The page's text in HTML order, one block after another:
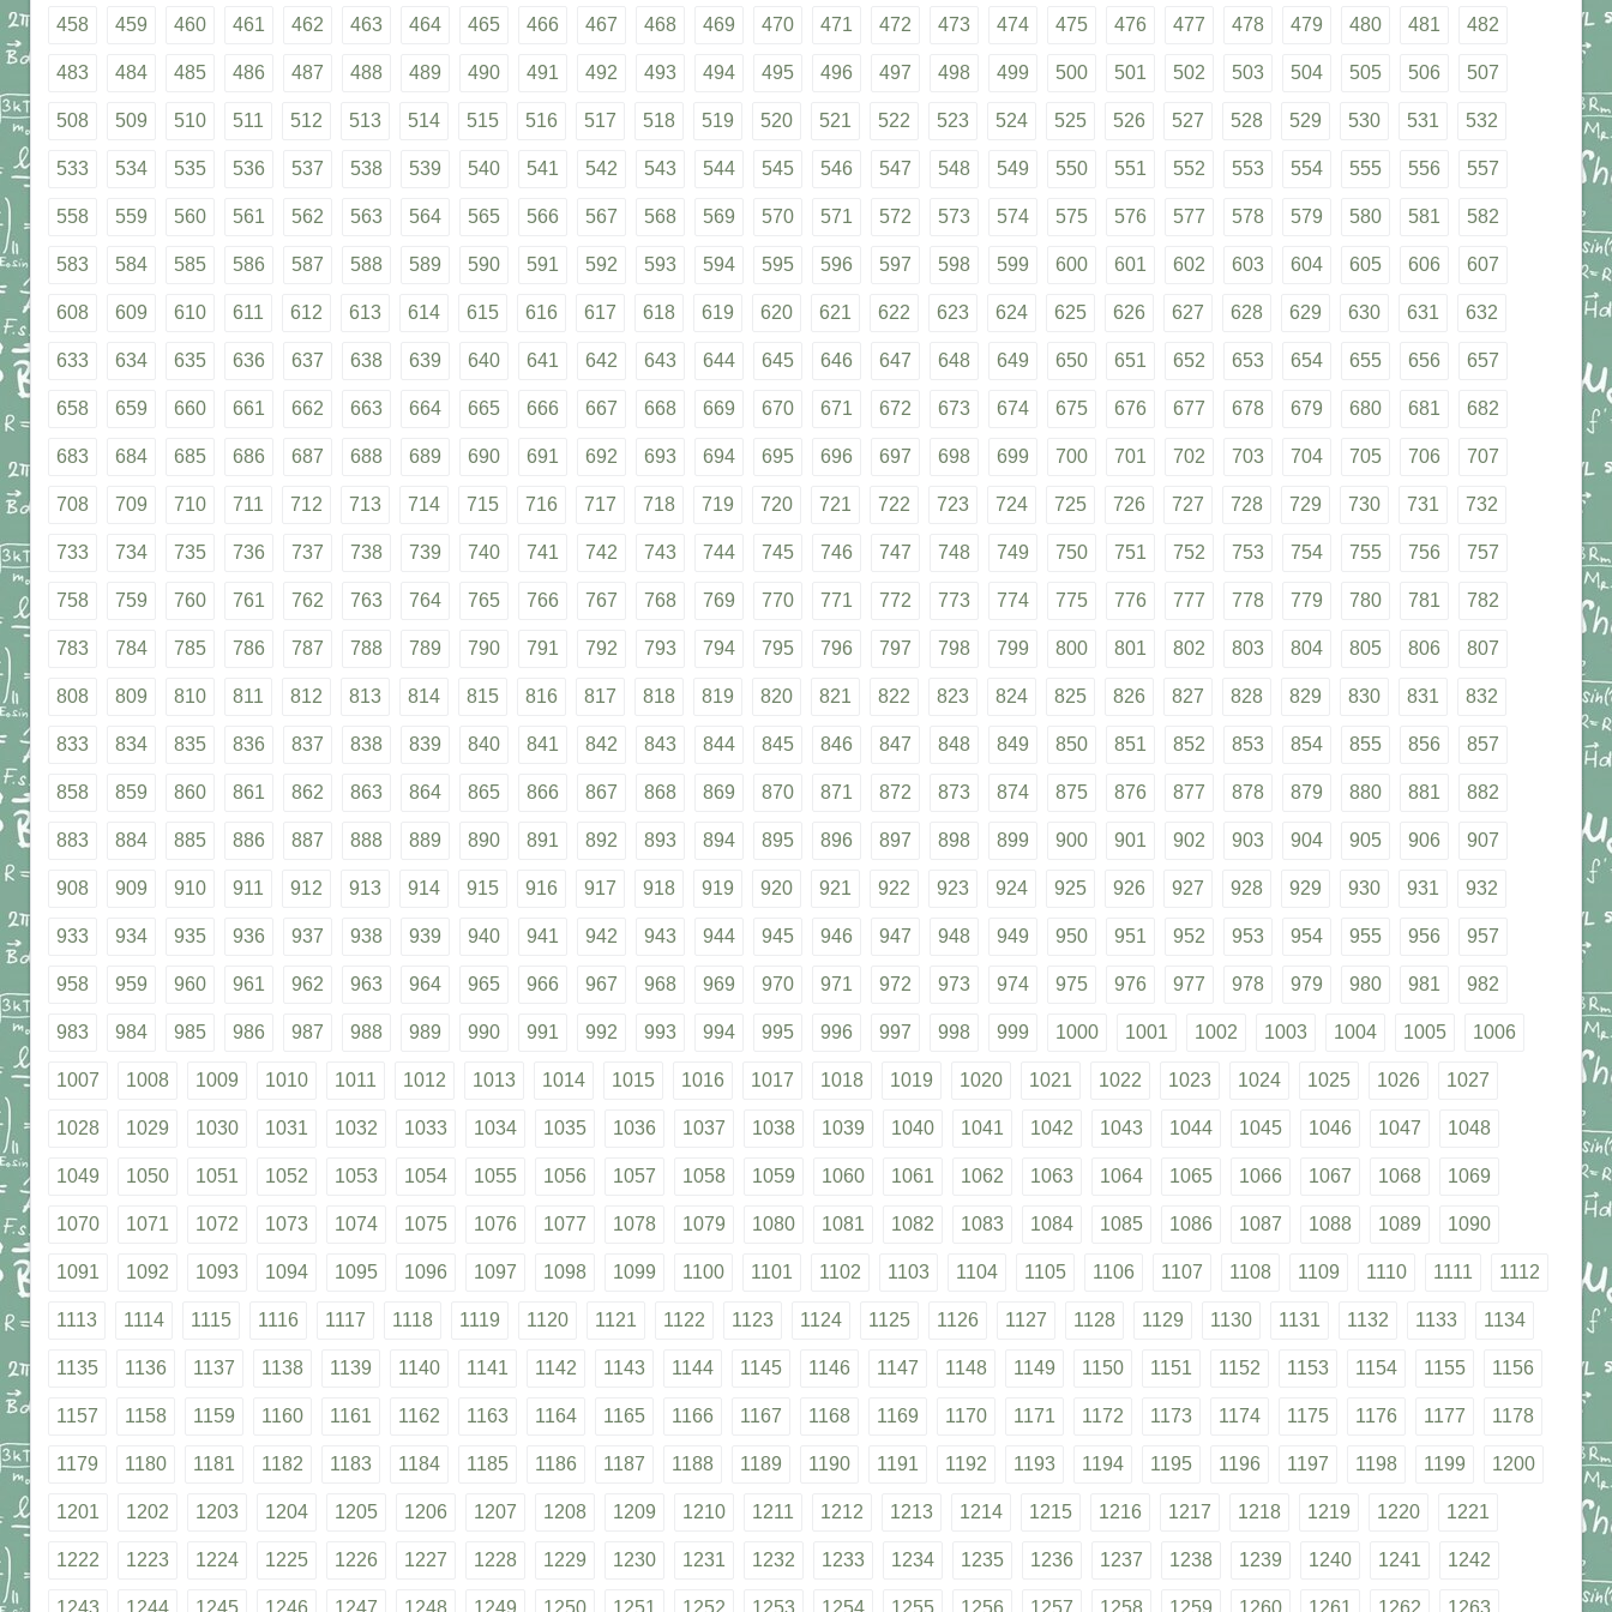
458 459 460 461 462 463 464 465 466 467 468 469 470 471 472 473 474 475 476 477 478 479 480 481 482
483 484 485 486 487 488 489 490 491 492 493 494 495 496 497 498 499 500 501 502 503 504 505 506 507
508 509 510 511 512 513 514 515 516 517 518 519 520 521 522 523 524 525 526 527 528 529 530 531 532
533 534 535 536 537 538 539 540 541 542 543 544 545 546 547 548 549 550 551 552 553 554 555 556 557
558 559 560 561 562 563 564 565 566 567 568 569 570 571 572 573 574 575 576 577 578 579 580 581 582
583 584 585 586 587 588 589 590 591 592 593 594 595 596 597 598 599 600 601 602 603 604 605 606 607
608 609 610 611 612 613 614 615 616 617 618 619 620 621 622 623 624 625 626 627 628 629 630 631 632
633 634 635 636 637 638 639 640 641 642 643 644 645 646 647 648 649 650 651 652 653 654 655 656 657
658 659 660 661 662 663 664 665 666 667 668 669 670 671 672 673 674 675 676 677 678 679 680 681 682
683 684 685 686 687 688 689 690 691 692 693 694 695 696 697 698 699 700 701 702 703 704 705 706 707
708 709 710 711 712 713 714 715 716 717 718 719 720 721 722 723 724 725 726 727 728 729 730 731 732
733 734 735 736 737 738 739 740 741 742 743 744 745 746 747 748 749 750 751 752 753 754 755 756 757
758 759 760 761 762 763 764 765 766 767 768 769 770 771 772 773 774 775 776 777 778 779 780 781 782
783 784 785 786 787 788 789 790 791 792 793 794 795 796 797 798 799 800 801 802 803 804 805 806 807
808 809 810 811 812 813 814 815 816 817 818 819 820 821 822 823 824 825 826 827 828 829 830 831 832
833 834 835 836 837 838 839 840 841 842 843 844 845 846 847 848 849 850 851 852 853 854 855 856 857
858 859 860 861 862 863 864 865 866 867 868 869 870 871 872 873 874 875 876 877 878 879 880 881 882
883 884 885 886 887 888 889 890 891 892 893 894 895 896 897 898 899 900 901 902 903 904 905 906 907
908 909 910 911 912 913 914 915 916 917 918 919 920 921 922 923 924 925 926 927 928 929 930 931 932
933 934 935 936 937 938 939 940 941 942 943 944 945 946 947 948 949 950 951 952 953 954 955 956 957
958 959 960 961 962 963 964 965 966 967 968 969 970 971 972 973 974 975 976 977 978 979 980 981 982
983 984 985 986 987 988 989 990 991 992 993 994 995 996 997 998 999 1000 1001 1002 1003 1004 1005 1006
1007 1008 1009 1010 1011 1012 1013 1014 1015 1016 1017 1018 1019 1020 1021 1022 1023 1024 1025 1026 1027
1028 1029 1030 1031 1032 1033 1034 1035 1036 1037 1038 1039 1040 1041 1042 1043 1044 1045 1046 1047 1048
1049 1050 1051 1052 1053 1054 1055 1056 1057 1058 1059 1060 1061 1062 1063 1064 1065 1066 1067 1068 1069
1070 1071 1072 1073 1074 1075 1076 1077 1078 1079 1080 1081 1082 1083 1084 1085 1086 1087 1088 1089 1090
1091 1092 1093 1094 1095 1096 1097 1098 1099 1100 1101 1102 1103 1104 1105 1106 1107 1108 1109 1110 1111 1112
1113 1114 1115 1116 1117 1118 1119 1120 1121 1122 1123 1124 1125 1126 1127 1128 1129 1130 1131 1132 1133 1134
1135 1136 1137 1138 1139 1140 1141 1142 1143 1144 1145 1146 1147 1148 1149 1150 1151 1152 1153 1154 1155 1156
1157 1158 1159 1160 1161 1162 1163 1164 1165 1166 1167 1168 1169 1170 1171 1172 1173 1174 1175 1176 1177 1178
1179 1180 1181 1182 1183 1184 1185 1186 1187 1188 1189 1190 1191 1192 1193 1194 1195 1196 1197 1198 1199 1200
1201 1202 1203 1204 1205 1206 1207 1208 1209 1210 1211 1212 1213 1214 1215 1216 1217 1218 1219 1220 1221
1222 1223 1224 1225 1226 1227 1228 1229 1230 1231 1232 1233 1234 1235 1236 1237 1238 1239 1240 1241 1242
1243 1244 1245 1246 1247 1248 1249 1250 1251 1252 1253 1254 1255 1256 1257 1258 1259 1260 1261 1262 1263